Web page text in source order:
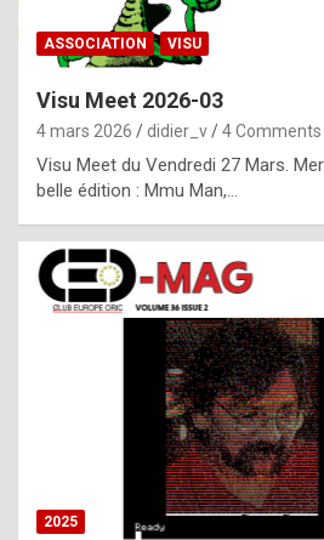
p
l
c
h
i
s
t
o
r
ASSOCIATION VISU
Visu Meet 2026-03
4 mars 2026 didier_v 4 Comments
Visu Meet du Vendredi 27 Mars.
belle édition : Mmu Man,…
2025